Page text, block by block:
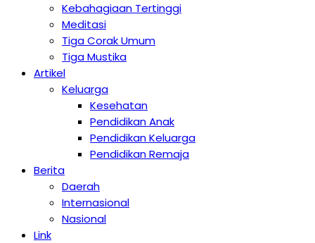
Kebahagiaan Tertinggi
Meditasi
Tiga Corak Umum
Tiga Mustika
Artikel
Keluarga
Kesehatan
Pendidikan Anak
Pendidikan Keluarga
Pendidikan Remaja
Berita
Daerah
Internasional
Nasional
Link